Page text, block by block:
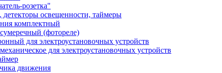
розетка"
освещенности, таймеры
комплектный
(фотореле)
для электроустановочных устройств
для электроустановочных устройств
движения